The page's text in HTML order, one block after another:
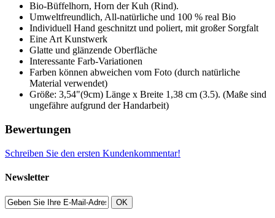
Bio-Büffelhorn, Horn der Kuh (Rind).
Umweltfreundlich, All-natürliche und 100 % real Bio
Individuell Hand geschnitzt und poliert, mit großer Sorgfalt
Eine Art Kunstwerk
Glatte und glänzende Oberfläche
Interessante Farb-Variationen
Farben können abweichen vom Foto (durch natürliche
Material verwendet)
Größe: 3,54"(9cm) Länge x Breite 1,38 cm (3.5). (Maße sind
ungefähre aufgrund der Handarbeit)
Bewertungen
Schreiben Sie den ersten Kundenkommentar!
Newsletter
OK